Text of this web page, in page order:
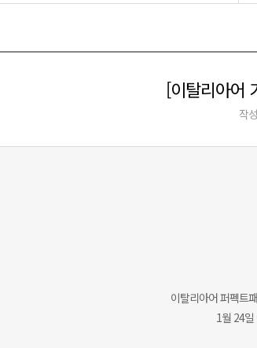
[이탈리아어
작
이탈리아어 퍼펙트
1월 24